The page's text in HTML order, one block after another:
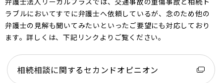
ラブルにおいてすでに弁護士へ依頼しているが、念のため他の
弁護士の見解も聞いてみたいといったご要望にも対応しており
ます。詳しくは、下記リンクよりご覧ください。
相続相談に関するセカンドオピニオン